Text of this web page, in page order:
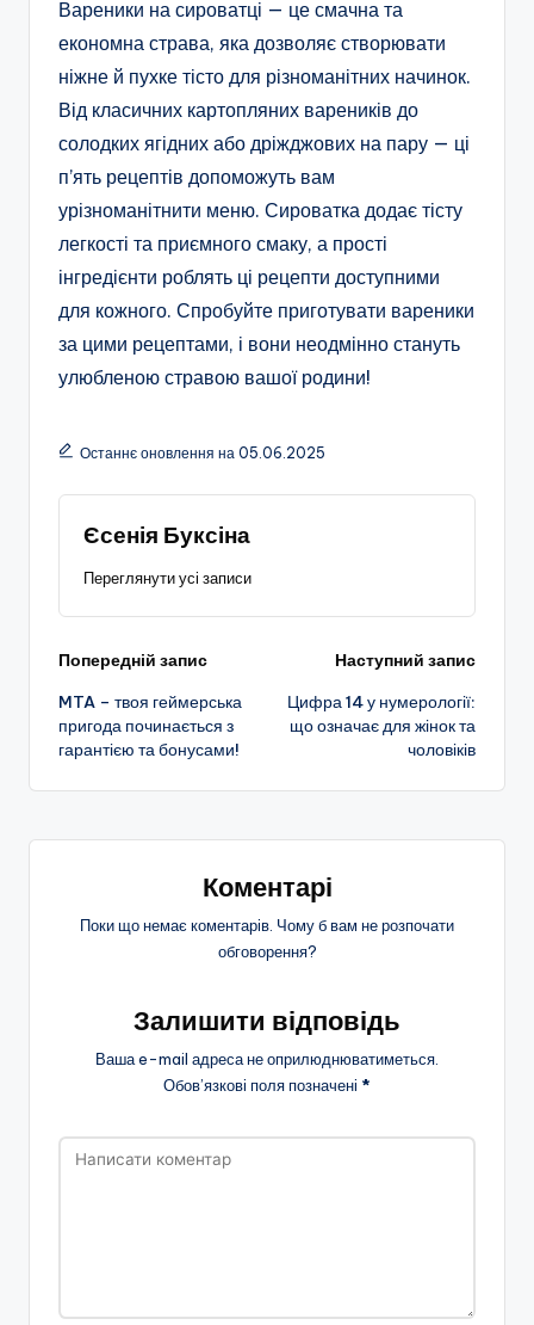
Вареники на сироватці — це смачна та
економна страва, яка дозволяє створювати
ніжне й пухке тісто для різноманітних начинок.
Від класичних картопляних вареників до
солодких ягідних або дріжджових на пару — ці
п’ять рецептів допоможуть вам
урізноманітнити меню. Сироватка додає тісту
легкості та приємного смаку, а прості
інгредієнти роблять ці рецепти доступними
для кожного. Спробуйте приготувати вареники
за цими рецептами, і вони неодмінно стануть
улюбленою стравою вашої родини!
Останнє оновлення на 05.06.2025
Єсенія Буксіна
Переглянути усі записи
Навігація
по
запису
Попередній запис
MTA – твоя геймерська
пригода починається з
гарантією та бонусами!
Наступний запис
Цифра 14 у нумерології:
що означає для жінок та
чоловіків
Коментарі
Поки що немає коментарів. Чому б вам не розпочати
обговорення?
Залишити відповідь
Ваша e-mail адреса не оприлюднюватиметься.
Обов’язкові поля позначені *